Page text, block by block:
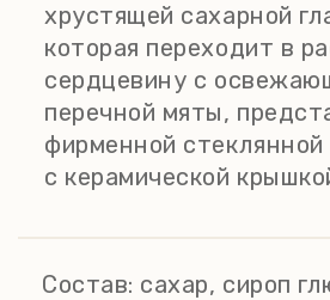
хрустящей сахарной
которая переходит в
сердцевину с
перечной мяты,
фирменной стеклянной
с керамической
Состав: сахар, сироп